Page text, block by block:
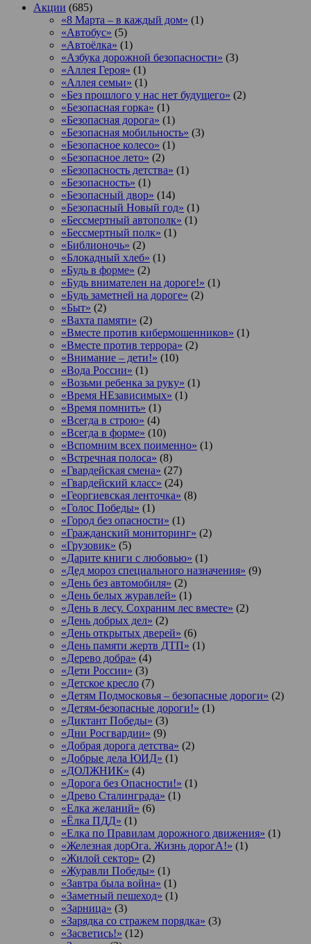
Акции (685)
«8 Марта – в каждый дом» (1)
«Автобус» (5)
«Автоёлка» (1)
«Азбука дорожной безопасности» (3)
«Аллея Героя» (1)
«Аллея семьи» (1)
«Без прошлого у нас нет будущего» (2)
«Безопасная горка» (1)
«Безопасная дорога» (1)
«Безопасная мобильность» (3)
«Безопасное колесо» (1)
«Безопасное лето» (2)
«Безопасность детства» (1)
«Безопасность» (1)
«Безопасный двор» (14)
«Безопасный Новый год» (1)
«Бессмертный автополк» (1)
«Бессмертный полк» (1)
«Библионочь» (2)
«Блокадный хлеб» (1)
«Будь в форме» (2)
«Будь внимателен на дороге!» (1)
«Будь заметней на дороге» (2)
«Быт» (2)
«Вахта памяти» (2)
«Вместе против кибермошенников» (1)
«Вместе против террора» (2)
«Внимание – дети!» (10)
«Вода России» (1)
«Возьми ребенка за руку» (1)
«Время НЕзависимых» (1)
«Время помнить» (1)
«Всегда в строю» (4)
«Всегда в форме» (10)
«Вспомним всех поименно» (1)
«Встречная полоса» (8)
«Гвардейская смена» (27)
«Гвардейский класс» (24)
«Георгиевская ленточка» (8)
«Голос Победы» (1)
«Город без опасности» (1)
«Гражданский мониторинг» (2)
«Грузовик» (5)
«Дарите книги с любовью» (1)
«Дед мороз специального назначения» (9)
«День без автомобиля» (2)
«День белых журавлей» (1)
«День в лесу. Сохраним лес вместе» (2)
«День добрых дел» (2)
«День открытых дверей» (6)
«День памяти жертв ДТП» (1)
«Дерево добра» (4)
«Дети России» (3)
«Детское кресло (7)
«Детям Подмосковья – безопасные дороги» (2)
«Детям-безопасные дороги!» (1)
«Диктант Победы» (3)
«Дни Росгвардии» (9)
«Добрая дорога детства» (2)
«Добрые дела ЮИД» (1)
«ДОЛЖНИК» (4)
«Дорога без Опасности!» (1)
«Древо Сталинграда» (1)
«Елка желаний» (6)
«Ёлка ПДД» (1)
«Елка по Правилам дорожного движения» (1)
«Железная дорОга. Жизнь дорогА!» (1)
«Жилой сектор» (2)
«Журавли Победы» (1)
«Завтра была война» (1)
«Заметный пешеход» (1)
«Зарница» (3)
«Зарядка со стражем порядка» (3)
«Засветись!» (12)